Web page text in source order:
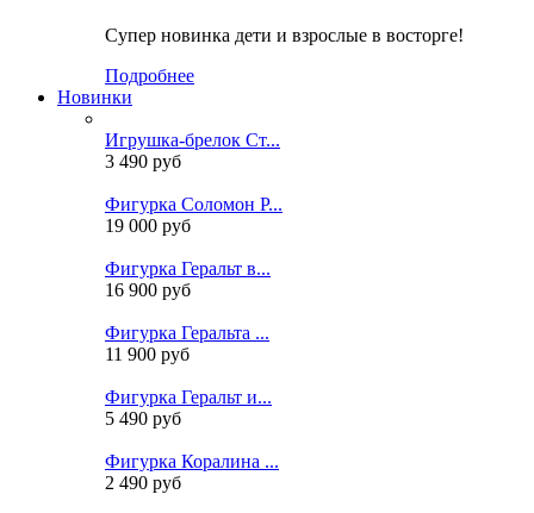
Супер новинка дети и взрослые в восторге!
Подробнее
Новинки
Игрушка-брелок Ст...
3 490 руб
Фигурка Соломон Р...
19 000 руб
Фигурка Геральт в...
16 900 руб
Фигурка Геральта ...
11 900 руб
Фигурка Геральт и...
5 490 руб
Фигурка Коралина ...
2 490 руб